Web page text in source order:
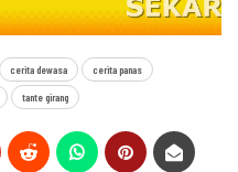
cerita dewasa cerita panas
tante girang